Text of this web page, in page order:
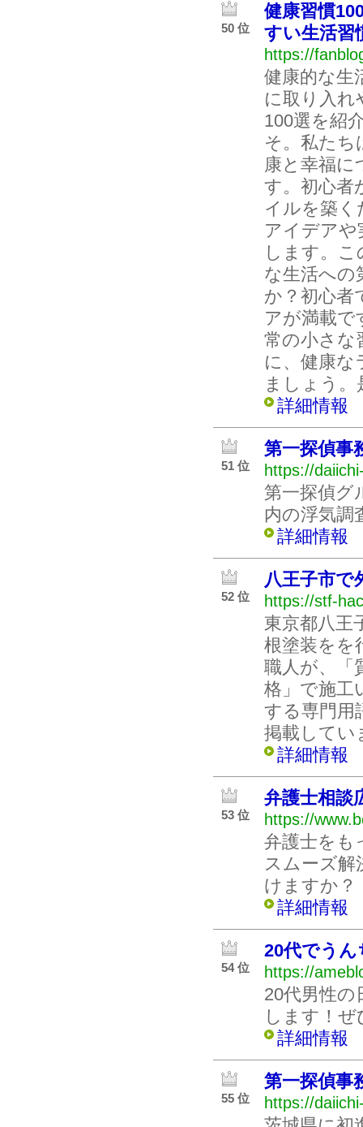
50 位
健康習慣
すい生活習
https://
健康的な生
に取り入れ
100選を紹
そ。私たち
康と幸福に
す。初心者
イルを築く
アイデアや
します。
な生活への
か？初心者
アが満載で
常の小さな
に、健康な
ましょう
詳細情報
51 位
第一探偵事
https://
第一探偵グ
内の浮気調
詳細情報
52 位
八王子市で
https://stf-
東京都八王
根塗装をを
職人が、「
格」で施工
する専門用
掲載してい
詳細情報
53 位
弁護士相談
https://
弁護士をも
スムーズ解
けますか？
詳細情報
54 位
20代でう
https://
20代男性の
します！
詳細情報
55 位
第一探偵事
https://